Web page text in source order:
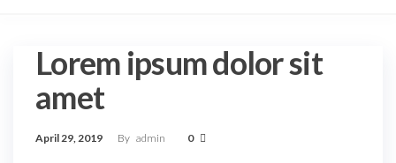
Lorem ipsum dolor sit
amet
April 29, 2019 By admin 0